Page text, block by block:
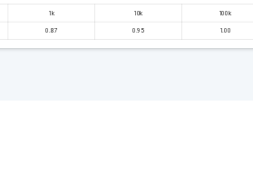
1k 10k 100k
0.87 0.95 1.00